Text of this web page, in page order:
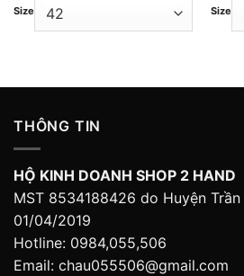
Size Size
THÔNG TIN
HỘ KINH DOANH SHOP 2 HAND
MST 8534188426 do Huyện
01/04/2019
Hotline: 0984,055,506
Email: chau055506@gmail.com